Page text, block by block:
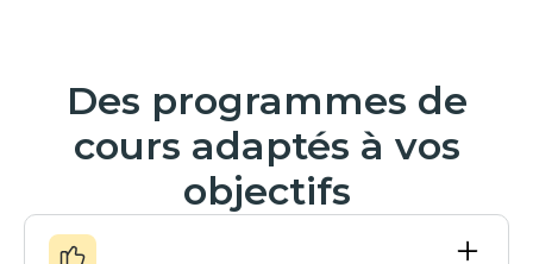
Des programmes de
cours adaptés à vos
objectifs